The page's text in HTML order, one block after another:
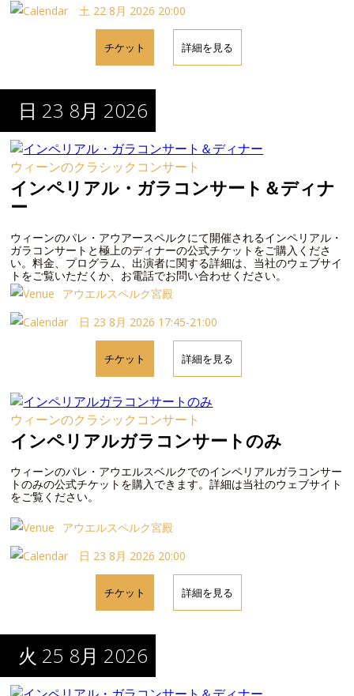
土 22 8月 2026 20:00
チケット 詳細を見る
日 23 8月 2026
ウィーンのクラシックコンサート
インペリアル・ガラコンサート＆ディナ
ー
ウィーンのパレ・アウアースペルクにて開催されるインペリアル・
ガラコンサートと極上のディナーの公式チケットをご購入くださ
い。料金、プログラム、出演者に関する詳細は、当社のウェブサイ
トをご覧いただくか、お電話でお問い合わせください。
アウエルスペルク宮殿
日 23 8月 2026 17:45-21:00
チケット 詳細を見る
ウィーンのクラシックコンサート
インペリアルガラコンサートのみ
ウィーンのパレ・アウエルスベルクでのインペリアルガラコンサー
トのみの公式チケットを購入できます。詳細は当社のウェブサイト
をご覧ください。
アウエルスペルク宮殿
日 23 8月 2026 20:00
チケット 詳細を見る
火 25 8月 2026